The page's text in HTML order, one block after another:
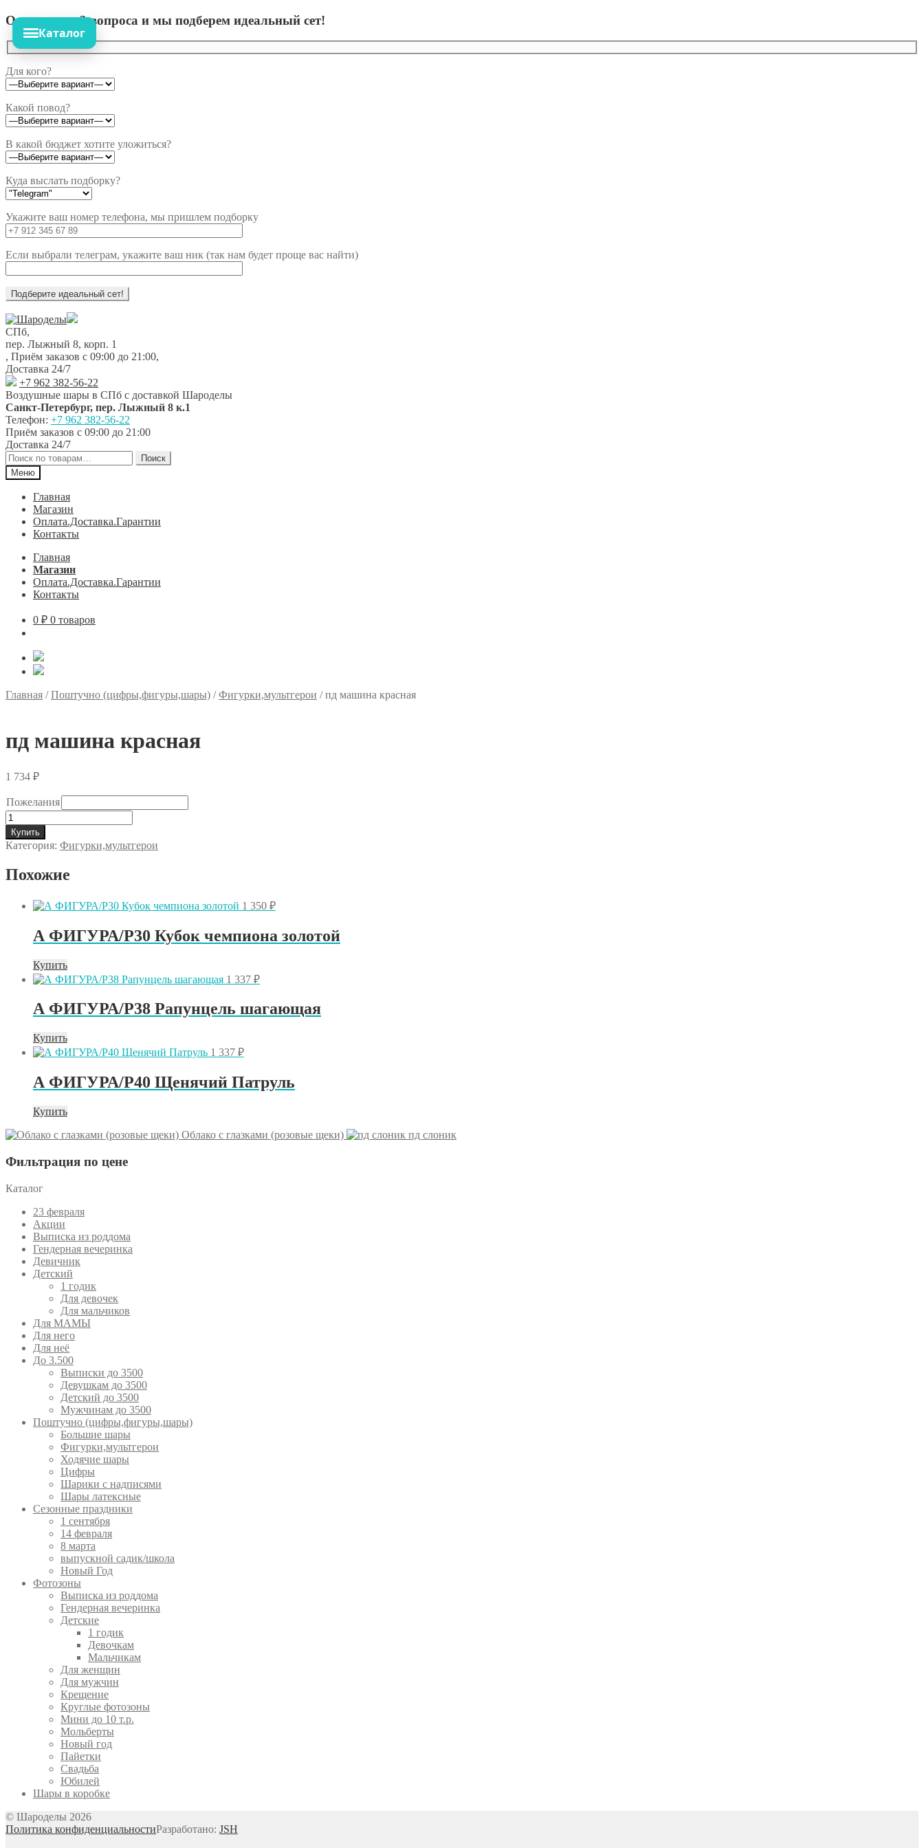
Ответьте на 3 вопроса и мы подберем идеальный сет!
Для кого?
Какой повод?
В какой бюджет хотите уложиться?
Куда выслать подборку?
Укажите ваш номер телефона, мы пришлем подборку
Если выбрали телеграм, укажите ваш ник (так нам будет проще вас найти)
Перейти
к
навигации
Перейти
к
содержимому
СПб,
пер. Лыжный 8, корп. 1
, Приём заказов с 09:00 до 21:00,
Доставка 24/7
+7 962 382-56-22
Воздушные шары в СПб с доставкой Шароделы
Санкт-Петербург, пер. Лыжный 8 к.1
Телефон: +7 962 382-56-22
Приём заказов с 09:00 до 21:00
Доставка 24/7
Искать:
Поиск
Меню
Главная
Магазин
Оплата.Доставка.Гарантии
Контакты
Главная
Магазин
Оплата.Доставка.Гарантии
Контакты
0 ₽ 0 товаров
Каталог
Главная /Поштучно (цифры,фигуры,шары) /Фигурки,мультгерои /пд машина красная
пд машина красная
1 734 ₽
Пожелания
Количество
товара
пд
машина
Купить
Категория: Фигурки,мультгерои
Похожие
1 350 ₽
А ФИГУРА/P30 Кубок чемпиона золотой
Купить
1 337 ₽
А ФИГУРА/P38 Рапунцель шагающая
Купить
1 337 ₽
А ФИГУРА/P40 Щенячий Патруль
Купить
Облако с глазками (розовые щеки)
пд слоник
Фильтрация по цене
Каталог
23 февраля
Акции
Выписка из роддома
Гендерная вечеринка
Девичник
Детский
1 годик
Для девочек
Для мальчиков
Для МАМЫ
Для него
Для неё
До 3.500
Выписки до 3500
Девушкам до 3500
Детский до 3500
Мужчинам до 3500
Поштучно (цифры,фигуры,шары)
Большие шары
Фигурки,мультгерои
Ходячие шары
Цифры
Шарики с надписями
Шары латексные
Сезонные праздники
1 сентября
14 февраля
8 марта
выпускной садик/школа
Новый Год
Фотозоны
Выписка из роддома
Гендерная вечеринка
Детские
1 годик
Девочкам
Мальчикам
Для женщин
Для мужчин
Крещение
Круглые фотозоны
Мини до 10 т.р.
Мольберты
Новый год
Пайетки
Свадьба
Юбилей
Шары в коробке
© Шароделы 2026
Политика конфиденциальностиРазработано: JSH